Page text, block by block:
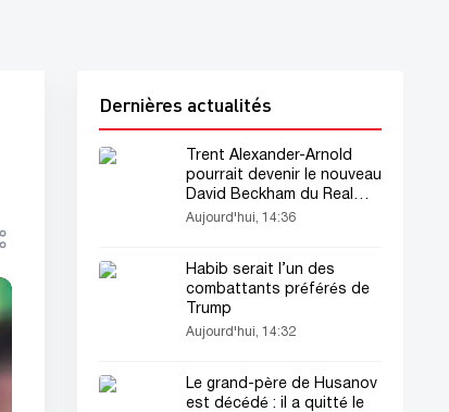
Dernières actualités
Trent Alexander-Arnold
pourrait devenir le nouveau
David Beckham du Real
Madrid
Aujourd'hui, 14:36
Habib serait l’un des
combattants préférés de
Trump
Aujourd'hui, 14:32
Le grand-père de Husanov
est décédé : il a quitté le